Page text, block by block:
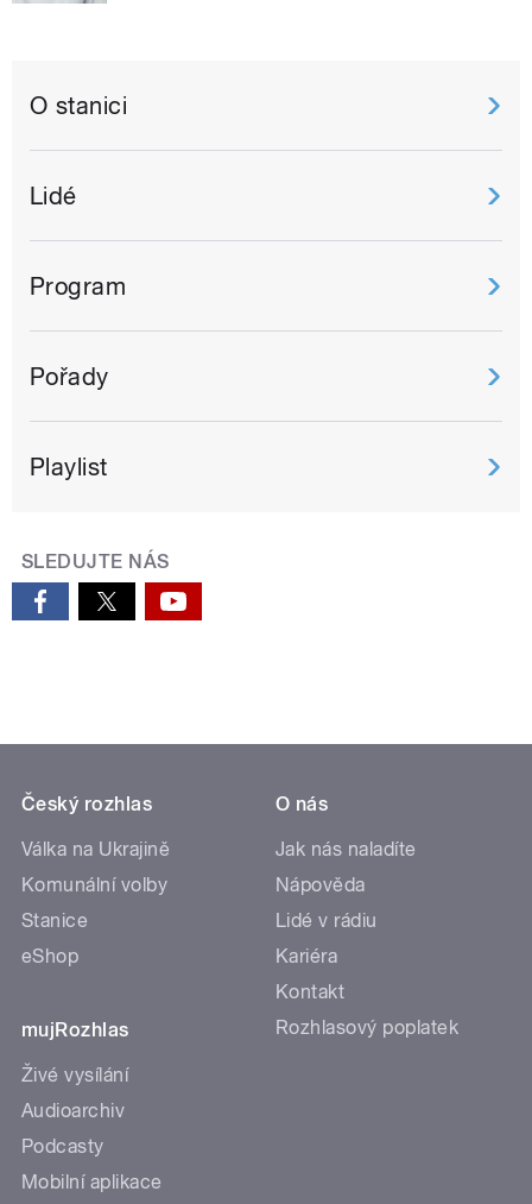
O stanici
Lidé
Program
Pořady
Playlist
SLEDUJTE NÁS
Český rozhlas
Válka na Ukrajině
Komunální volby
Stanice
eShop
mujRozhlas
Živé vysílání
Audioarchiv
Podcasty
Mobilní aplikace
O nás
Jak nás naladíte
Nápověda
Lidé v rádiu
Kariéra
Kontakt
Rozhlasový poplatek